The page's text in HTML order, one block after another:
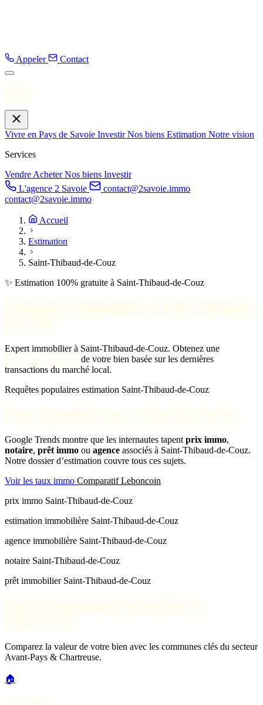
Appeler Contact
Vivre en Pays de Savoie InvestirNos biens Estimation Notre vision
Services
VendreAcheterNos biens Investir
L'agence 2 Savoie
contact@2savoie.immo
contact@2savoie.immo
Accueil
Estimation
Saint-Thibaud-de-Couz
✨ Estimation 100% gratuite à Saint-Thibaud-de-Couz
Expert immobilier à Saint-Thibaud-de-Couz. Obtenez une
de votre bien basée sur les dernières
transactions du marché local.
Requêtes populaires estimation Saint-Thibaud-de-Couz
Google Trends montre que les internautes tapent prix immo,
notaire, prêt immo ou agence associés à Saint-Thibaud-de-Couz.
Notre dossier d’estimation couvre tous ces sujets.
Voir les taux immo Comparatif Leboncoin
prix immo Saint-Thibaud-de-Couz
estimation immobilière Saint-Thibaud-de-Couz
agence immobilière Saint-Thibaud-de-Couz
notaire Saint-Thibaud-de-Couz
prêt immobilier Saint-Thibaud-de-Couz
Comparez la valeur de votre bien avec les communes clés du secteur
Avant-Pays & Chartreuse.
🏠